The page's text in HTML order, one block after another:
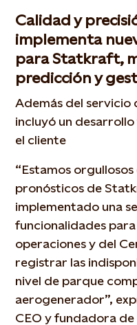
Calidad y
implementa
para Statkraft,
predicción y
Además del servicio
incluyó un
el cliente
“Estamos
pronósticos de
implementado una
funcionalidades
operaciones y del
registrar las
nivel de parque
aerogenerador”,
CEO y fundadora